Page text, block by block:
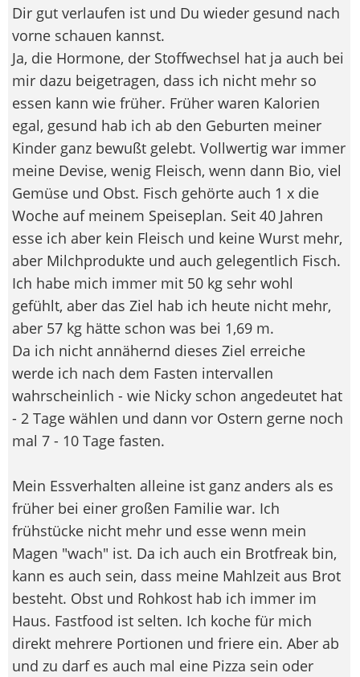
Dir gut verlaufen ist und Du wieder gesund nach
vorne schauen kannst.
Ja, die Hormone, der Stoffwechsel hat ja auch bei
mir dazu beigetragen, dass ich nicht mehr so
essen kann wie früher. Früher waren Kalorien
egal, gesund hab ich ab den Geburten meiner
Kinder ganz bewußt gelebt. Vollwertig war immer
meine Devise, wenig Fleisch, wenn dann Bio, viel
Gemüse und Obst. Fisch gehörte auch 1 x die
Woche auf meinem Speiseplan. Seit 40 Jahren
esse ich aber kein Fleisch und keine Wurst mehr,
aber Milchprodukte und auch gelegentlich Fisch.
Ich habe mich immer mit 50 kg sehr wohl
gefühlt, aber das Ziel hab ich heute nicht mehr,
aber 57 kg hätte schon was bei 1,69 m.
Da ich nicht annähernd dieses Ziel erreiche
werde ich nach dem Fasten intervallen
wahrscheinlich - wie Nicky schon angedeutet hat
- 2 Tage wählen und dann vor Ostern gerne noch
mal 7 - 10 Tage fasten.
Mein Essverhalten alleine ist ganz anders als es
früher bei einer großen Familie war. Ich
frühstücke nicht mehr und esse wenn mein
Magen "wach" ist. Da ich auch ein Brotfreak bin,
kann es auch sein, dass meine Mahlzeit aus Brot
besteht. Obst und Rohkost hab ich immer im
Haus. Fastfood ist selten. Ich koche für mich
direkt mehrere Portionen und friere ein. Aber ab
und zu darf es auch mal eine Pizza sein oder